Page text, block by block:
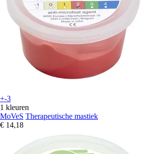
+-3
1 kleuren
MoVeS Therapeutische mastiek
€ 14,18